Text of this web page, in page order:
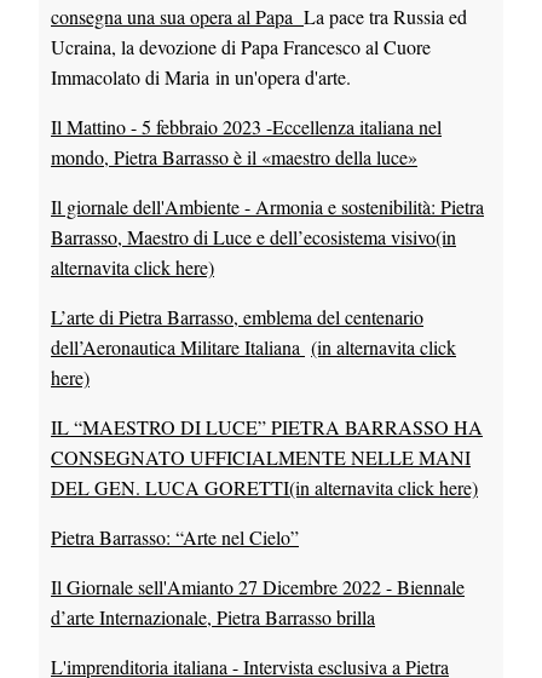
consegna una sua opera al Papa La pace tra Russia ed
Ucraina, la devozione di Papa Francesco al Cuore
Immacolato di Maria in un'opera d'arte.
Il Mattino - 5 febbraio 2023 -Eccellenza italiana nel
mondo, Pietra Barrasso è il «maestro della luce»
Il giornale dell'Ambiente - Armonia e sostenibilità: Pietra
Barrasso, Maestro di Luce e dell’ecosistema visivo(in
alternavita click here)
L’arte di Pietra Barrasso, emblema del centenario
dell’Aeronautica Militare Italiana (in alternavita click
here)
IL “MAESTRO DI LUCE” PIETRA BARRASSO HA
CONSEGNATO UFFICIALMENTE NELLE MANI
DEL GEN. LUCA GORETTI(in alternavita click here)
Pietra Barrasso: “Arte nel Cielo”
Il Giornale sell'Amianto 27 Dicembre 2022 - Biennale
d’arte Internazionale, Pietra Barrasso brilla
L'imprenditoria italiana - Intervista esclusiva a Pietra